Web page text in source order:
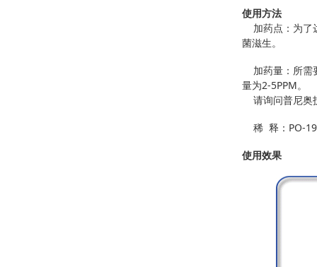
使用方法
加药点：为了
菌滋生。
加药量：所需
量为2-5PPM。
请询问普尼奥
稀 释：PO-
使用效果